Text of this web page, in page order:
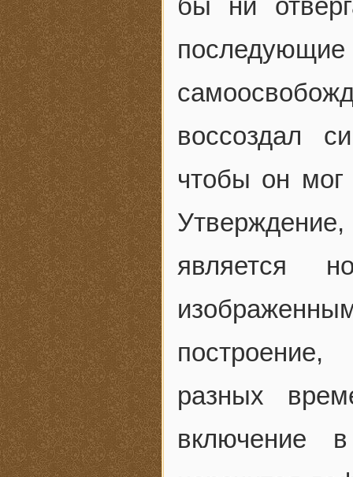
бы ни
воссоздал
чтобы он мог
является
разных
включение